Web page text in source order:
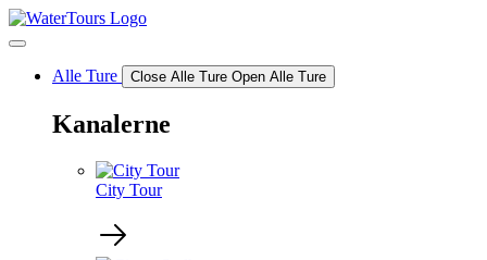
Videre
til
Alle Ture
Close Alle Ture Open Alle Ture
Kanalerne
City Tour